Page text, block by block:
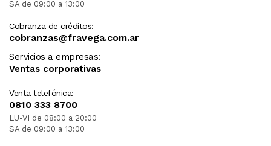
SA de 09:00 a 13:00
Cobranza de créditos:
cobranzas@fravega.com.ar
Servicios a empresas:
Ventas corporativas
Venta telefónica:
0810 333 8700
LU-VI de 08:00 a 20:00
SA de 09:00 a 13:00